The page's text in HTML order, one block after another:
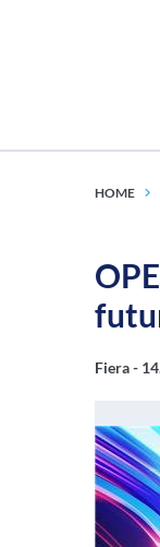
HOME
Fiera -